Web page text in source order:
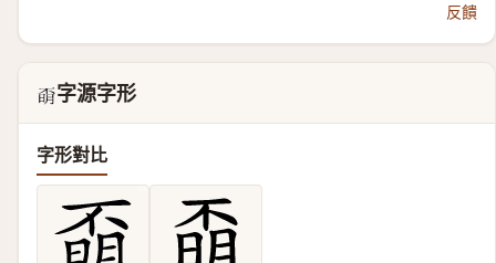
反饋
𣈇 字源字形
字形對比